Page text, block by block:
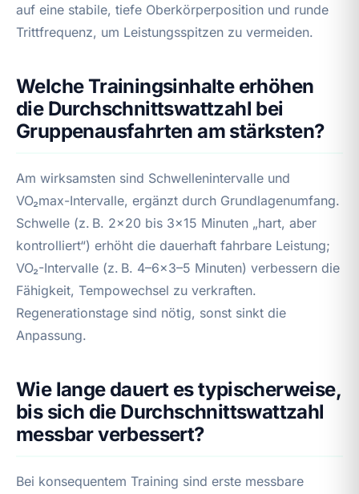
auf eine stabile, tiefe Oberkörperposition und runde
Trittfrequenz, um Leistungsspitzen zu vermeiden.
Welche Trainingsinhalte erhöhen
die Durchschnittswattzahl bei
Gruppenausfahrten am stärksten?
Am wirksamsten sind Schwellenintervalle und
VO₂max-Intervalle, ergänzt durch Grundlagenumfang.
Schwelle (z. B. 2×20 bis 3×15 Minuten „hart, aber
kontrolliert“) erhöht die dauerhaft fahrbare Leistung;
VO₂-Intervalle (z. B. 4–6×3–5 Minuten) verbessern die
Fähigkeit, Tempowechsel zu verkraften.
Regenerationstage sind nötig, sonst sinkt die
Anpassung.
Wie lange dauert es typischerweise,
bis sich die Durchschnittswattzahl
messbar verbessert?
Bei konsequentem Training sind erste messbare